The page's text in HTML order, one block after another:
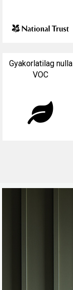
Gyakorlatilag nulla
VOC